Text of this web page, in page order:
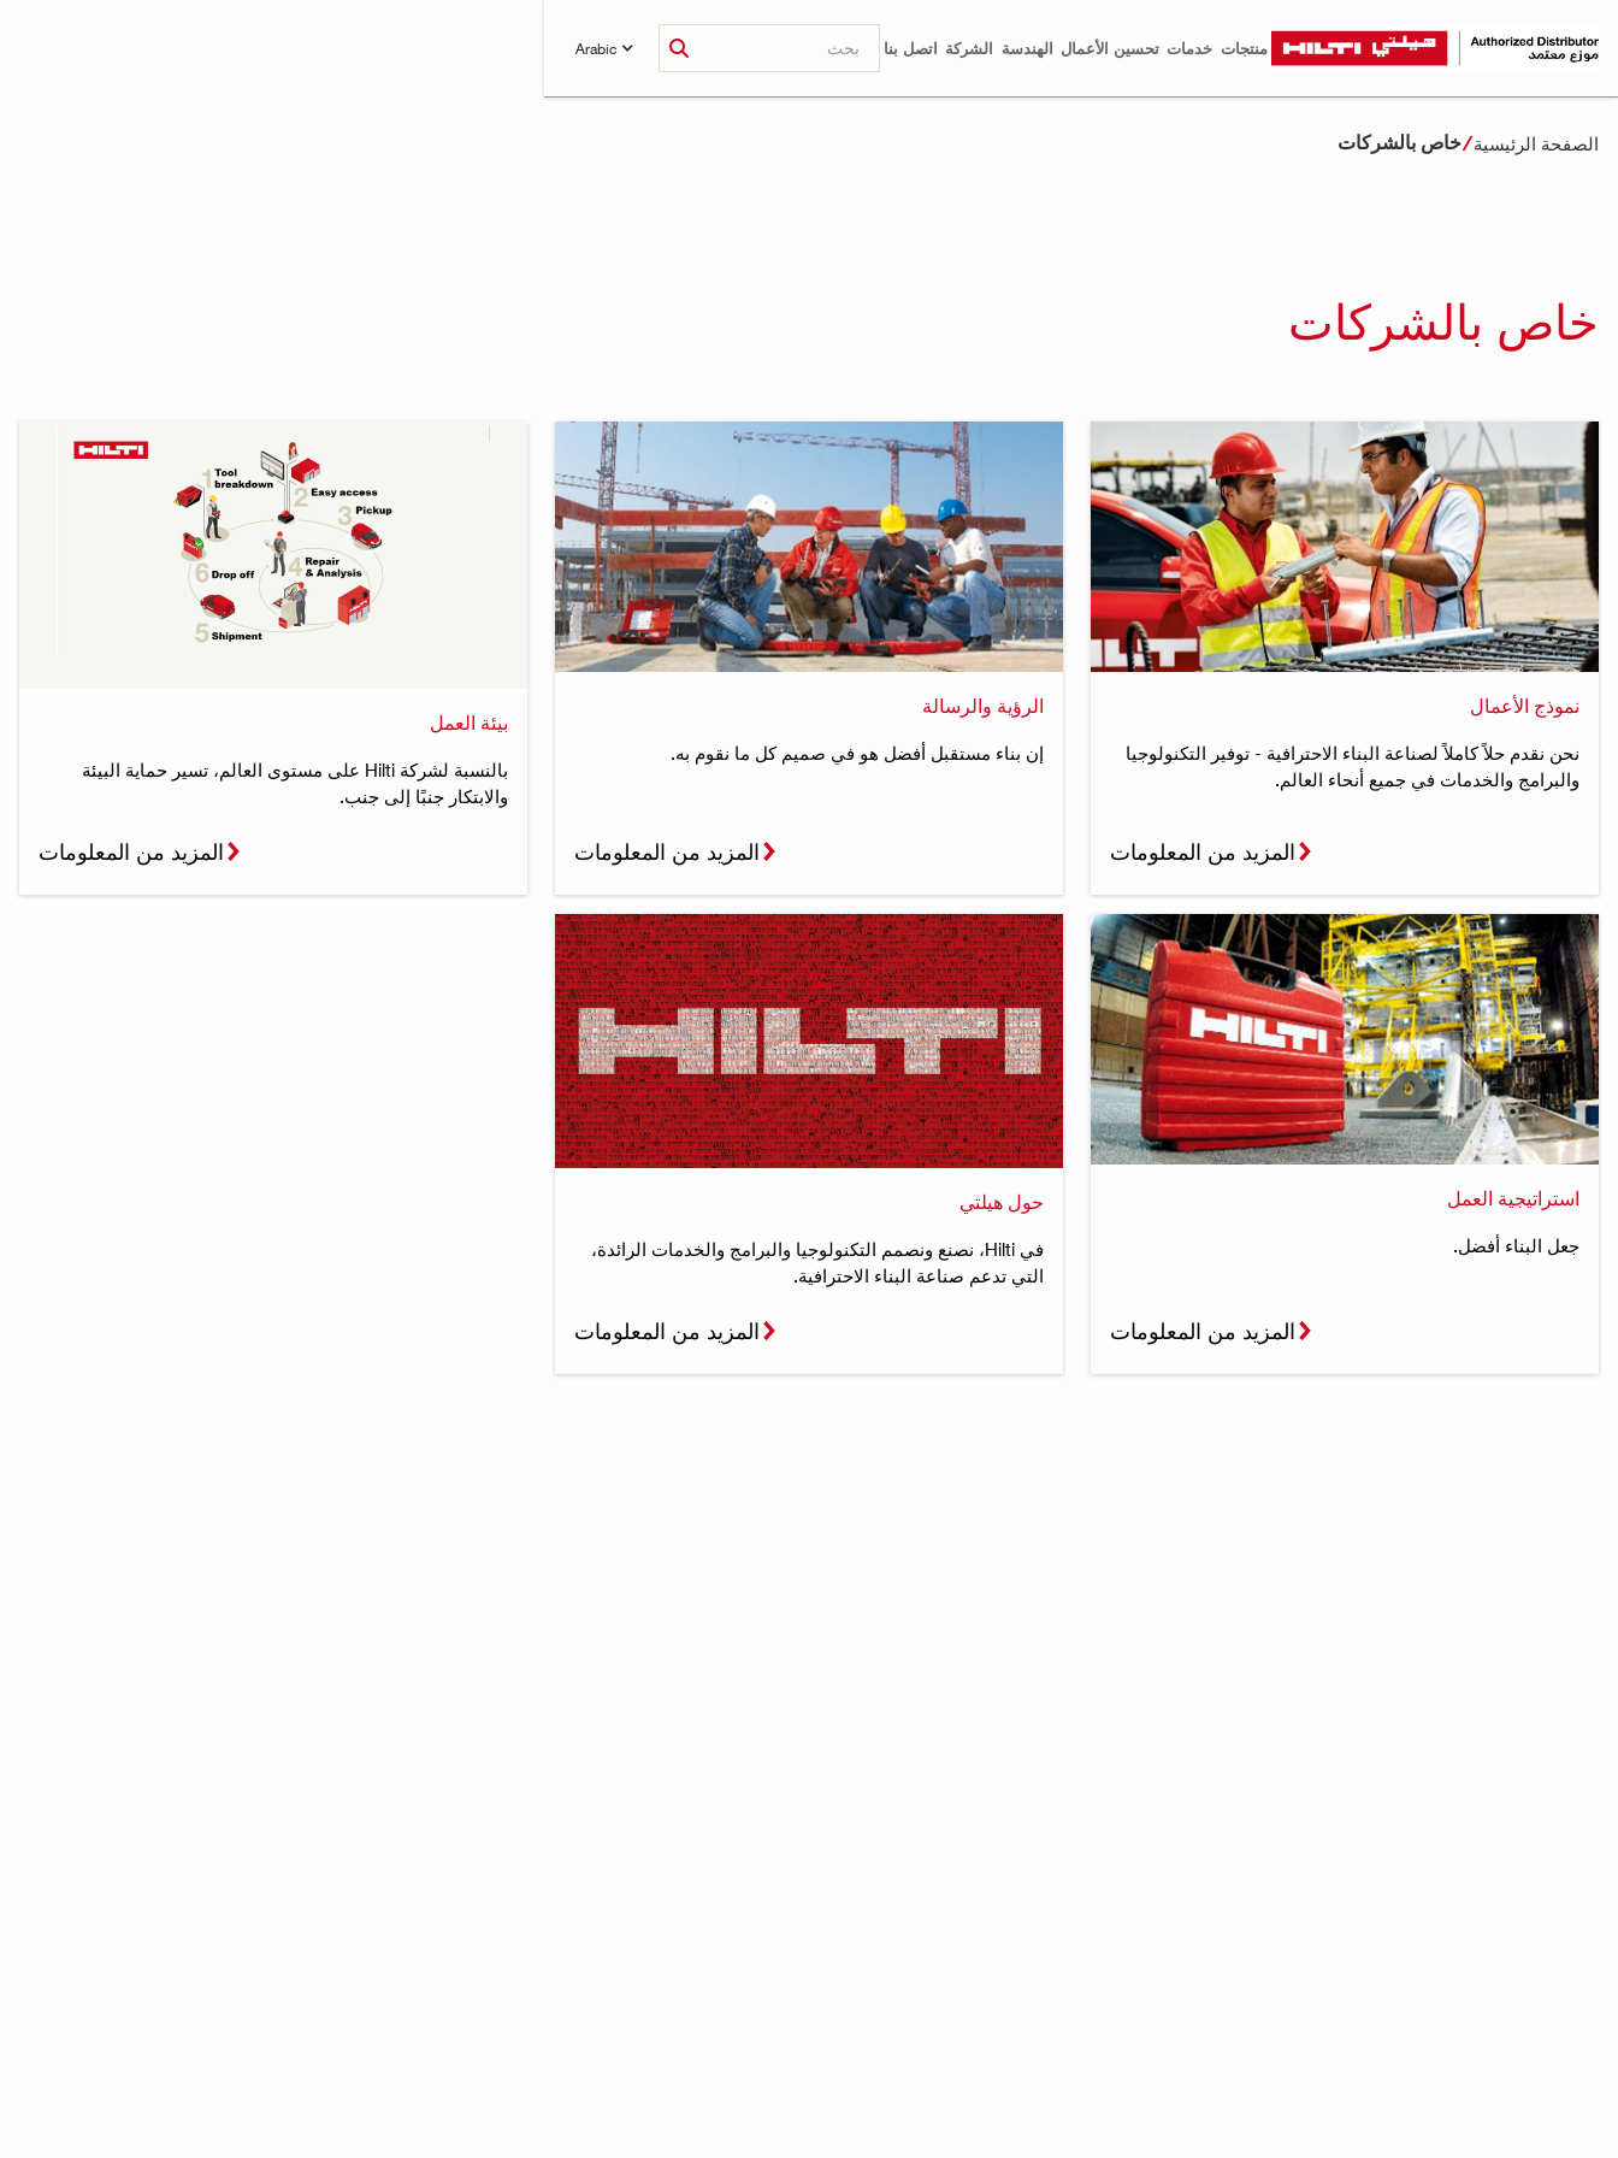
منتجات خدمات تحسين الأعمال الهندسة الشركة اتصل بنا Arabic
الصفحة الرئيسية خاص بالشركات
خاص بالشركات
نموذج الأعمال
نحن نقدم حلاً كاملاً لصناعة البناء الاحترافية - توفير التكنولوجيا
والبرامج والخدمات في جميع أنحاء العالم.
المزيد من المعلومات
الرؤية والرسالة
إن بناء مستقبل أفضل هو في صميم كل ما نقوم به.
المزيد من المعلومات
بيئة العمل
بالنسبة لشركة Hilti على مستوى العالم، تسير حماية البيئة
والابتكار جنبًا إلى جنب.
المزيد من المعلومات
استراتيجية العمل
جعل البناء أفضل.
المزيد من المعلومات
حول هيلتي
في Hilti، نصنع ونصمم التكنولوجيا والبرامج والخدمات الرائدة،
التي تدعم صناعة البناء الاحترافية.
المزيد من المعلومات